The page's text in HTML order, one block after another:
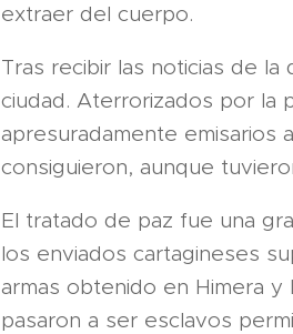
extraer del cuerpo.
Tras recibir las noticias de
ciudad. Aterrorizados por la
apresuradamente emisarios
consiguieron, aunque
El tratado de paz fue una
los enviados cartagineses
armas obtenido en Himera
pasaron a ser esclavos